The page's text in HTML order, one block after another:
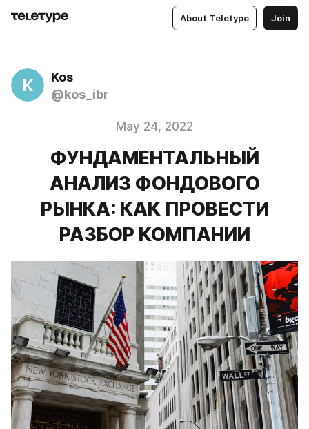
About Teletype Join
K
Kos
@kos_ibr
May 24, 2022
ФУНДАМЕНТАЛЬНЫЙ
АНАЛИЗ ФОНДОВОГО
РЫНКА: КАК ПРОВЕСТИ
РАЗБОР КОМПАНИИ